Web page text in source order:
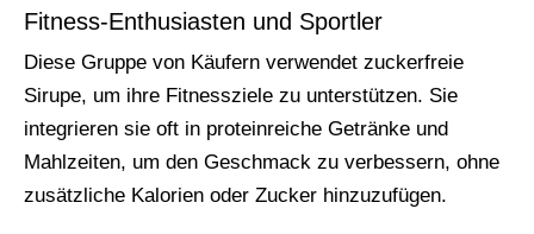
Fitness-Enthusiasten und Sportler
Diese Gruppe von Käufern verwendet zuckerfreie
Sirupe, um ihre Fitnessziele zu unterstützen. Sie
integrieren sie oft in proteinreiche Getränke und
Mahlzeiten, um den Geschmack zu verbessern, ohne
zusätzliche Kalorien oder Zucker hinzuzufügen.